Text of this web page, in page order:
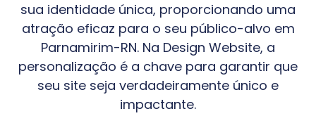
sua identidade única, proporcionando uma
atração eficaz para o seu público-alvo em
Parnamirim-RN. Na Design Website, a
personalização é a chave para garantir que
seu site seja verdadeiramente único e
impactante.